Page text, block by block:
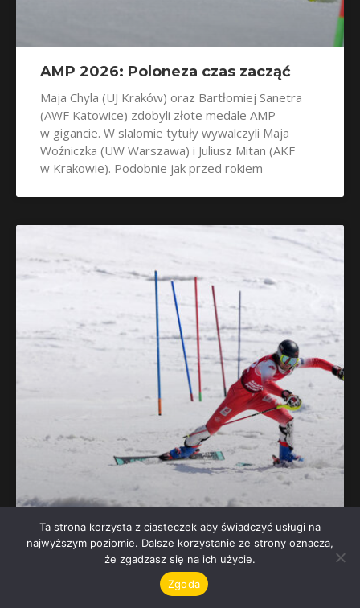
AMP 2026: Poloneza czas zacząć
Maja Chyla (UJ Kraków) oraz Bartłomiej Sanetra
(AWF Katowice) zdobyli złote medale AMP
w gigancie. W slalomie tytuły wywalczyli Maja
Woźniczka (UW Warszawa) i Juliusz Mitan (AKF
w Krakowie). Podobnie jak przed rokiem
AMP 2026: Brutalne eliminacje
slalomowe i problemy faworytów
Ta strona korzysta z ciasteczek aby świadczyć usługi na
najwyższym poziomie. Dalsze korzystanie ze strony oznacza,
że zgadzasz się na ich użycie.
Zgoda